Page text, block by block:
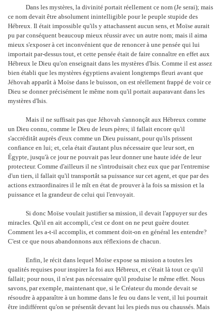
Dans les mystères, la divinité portait réellement ce nom (Je serai); mais
ce nom devait être absolument inintelligible pour le peuple stupide des
Hébreux. Il était impossible qu'ils y attachassent aucun sens, et Moïse aurait
pu par conséquent beaucoup mieux réussir avec un autre nom; mais il aima
mieux s'exposer à cet inconvénient que de renoncer à une pensée qui lui
importait par-dessus tout, et cette pensée était de faire connaître en effet aux
Hébreux le Dieu qu'on enseignait dans les mystères d'Isis. Comme il est assez
bien établi que les mystères égyptiens avaient longtemps fleuri avant que
Jéhovah apparût à Moïse dans le buisson, on est réellement frappé de voir ce
Dieu se donner précisément le même nom qu'il portait auparavant dans les
mystères d'Isis.
Mais il ne suffisait pas que Jéhovah s'annonçât aux Hébreux comme
un Dieu connu, comme le Dieu de leurs pères; il fallait encore qu'il
s'accréditât auprès d'eux comme un Dieu puissant, pour qu'ils prissent
confiance en lui; et, cela était d'autant plus nécessaire que leur sort, en
Égypte, jusqu'à ce jour ne pouvait pas leur donner une haute idée de leur
protecteur. Comme d'ailleurs il ne s'introduisait chez eux que par l'entremise
d'un tiers, il fallait qu'il transportât sa puissance sur cet agent, et que par des
actions extraordinaires il le mît en état de prouver à la fois sa mission et la
puissance et la grandeur de celui qui l'envoyait.
Si donc Moïse voulait justifier sa mission, il devait l'appuyer sur des
miracles. Qu'il en ait accompli, c'est ce dont on ne peut guère douter.
Comment les a-t-il accomplis, et comment doit-on en général les entendre?
C'est ce que nous abandonnons aux réflexions de chacun.
Enfin, le récit dans lequel Moïse expose sa mission a toutes les
qualités requises pour inspirer la foi aux Hébreux, et c'était là tout ce qu'il
fallait; pour nous, il n'est pas nécessaire qu'il produise le même effet. Nous
savons, par exemple, maintenant que, si le Créateur du monde devait se
résoudre à apparaître à un homme dans le feu ou dans le vent, il lui pourrait
être indifférent qu'on se présentât devant lui les pieds nus ou chaussés. Mais